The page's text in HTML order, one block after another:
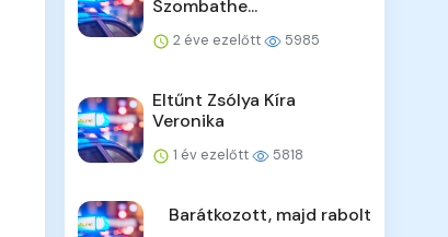
Szombathe...
2 éve ezelőtt 5985
Eltűnt Zsólya Kíra
Veronika
1 év ezelőtt 5818
Barátkozott, majd rabolt